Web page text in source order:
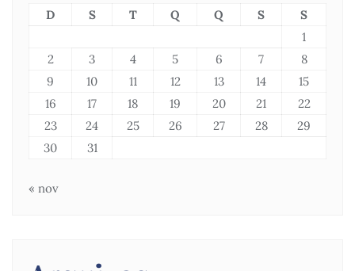
D S T Q Q S
S
1
2
3 4 5 6 7
8
9
10 11 12 13 14
15
16
17 18 19 20 21
22
23
24 25 26 27 28
29
30
31
« nov